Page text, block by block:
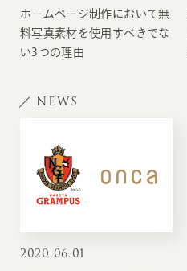
ホームページ制作において無
料写真素材を使用すべきでな
い3つの理由
NEWS
2020.06.01